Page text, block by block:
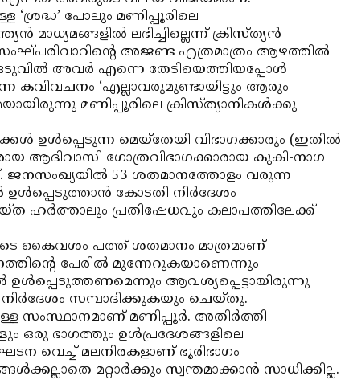
പോലും മണിപ്പൂരിലെ
മാധ്യമങ്ങളില്‍ ലഭിച്ചില്ലെന്ന് ക്രിസ്ത്യന്‍
അജണ്ട എത്രമാത്രം ആഴത്തില്‍
അവര്‍ എന്നെ തേടിയെത്തിയപ്പോള്‍
കവിവചനം ‘എല്ലാവരുമുണ്ടായിട്ടും ആരും
മണിപ്പൂരിലെ ക്രിസ്ത്യാനികള്‍ക്കു
ഉള്‍പ്പെടുന്ന മെയ്‌തേയി വിഭാഗക്കാരും (ഇതില്‍
ആദിവാസി ഗോത്രവിഭാഗക്കാരായ കുകി-നാഗ
ജനസംഖ്യയില്‍ 53 ശതമാനത്തോളം വരുന്ന
ഉള്‍പ്പെടുത്താന്‍ കോടതി നിര്‍ദേശം
ഹര്‍ത്താലും പ്രതിഷേധവും കലാപത്തിലേക്ക്
കൈവശം പത്ത് ശതമാനം മാത്രമാണ്
പേരില്‍ മുന്നേറുകയാണെന്നും
ആവശ്യപ്പെട്ടായിരുന്നു
സമ്പാദിക്കുകയും ചെയ്തു.
സംസ്ഥാനമാണ് മണിപ്പൂര്‍. അതിര്‍ത്തി
ഒരു ഭാഗത്തും ഉള്‍പ്രദേശങ്ങളിലെ
വെച്ച് മലനിരകളാണ് ഭൂരിഭാഗം
മറ്റാര്‍ക്കും സ്വന്തമാക്കാന്‍ സാധിക്കില്ല.